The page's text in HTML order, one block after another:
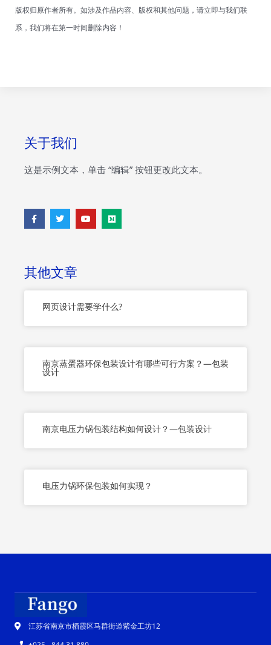
版权归原作者所有。如涉及作品内容、版权和其他问题，请立即与我们联
系，我们将在第一时间删除内容！
关于我们
这是示例文本，单击 “编辑” 按钮更改此文本。
F
a
c
k
-
f
T
w
i
Y
o
u
M
e
d
其他文章
网页设计需要学什么?
南京蒸蛋器环保包装设计有哪些可行方案？—包装
设计
南京电压力锅包装结构如何设计？—包装设计
电压力锅环保包装如何实现？
江苏省南京市栖霞区马群街道紫金工坊12